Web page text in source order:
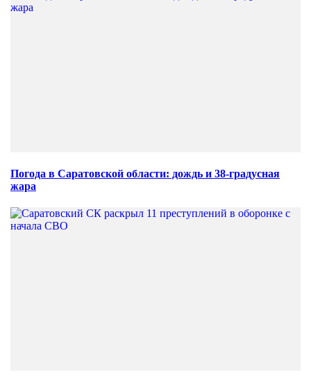
Погода в Саратовской области: дождь и 38-градусная
жара